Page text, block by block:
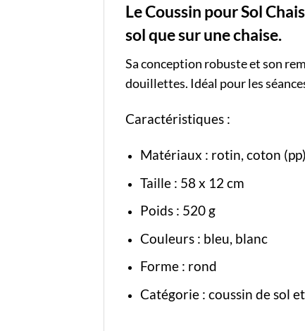
Le Coussin pour Sol
sol que sur une chaise.
Sa conception robuste et son
douillettes. Idéal pour les
Caractéristiques :
Matériaux : rotin, coton (pp)
Taille : 58 x 12 cm
Poids : 520 g
Couleurs : bleu, blanc
Forme : rond
Catégorie : coussin de sol et